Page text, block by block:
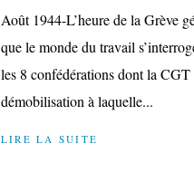
Août 1944-L’heure de la Grève
que le monde du travail
les 8 confédérations dont la CGT
démobilisation à laquelle...
LIRE LA SUITE